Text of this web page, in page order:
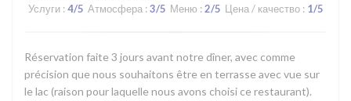
Услуги : 4/5 Атмосфера : 3/5 Меню : 2/5 Цена / качество : 1/5
Réservation faite 3 jours avant notre dîner, avec comme
précision que nous souhaitons être en terrasse avec vue sur
le lac (raison pour laquelle nous avons choisi ce restaurant).